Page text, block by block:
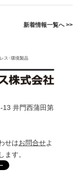
新着情報一覧へ >>
ス･環境製品
13 井⾨⻄蒲⽥第
せはお問合せよ
ます。